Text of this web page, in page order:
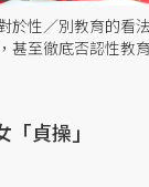
於性／別教育的看
甚至徹底否認性教
貞操」